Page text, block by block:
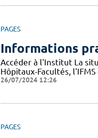
PAGES
Informations
Accéder à l'Institut La
Hôpitaux-Facultés,
26/07/2024 12:26
PAGES